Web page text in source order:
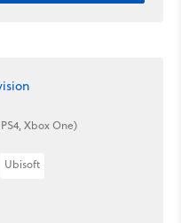
Xbox One)
Ubisoft